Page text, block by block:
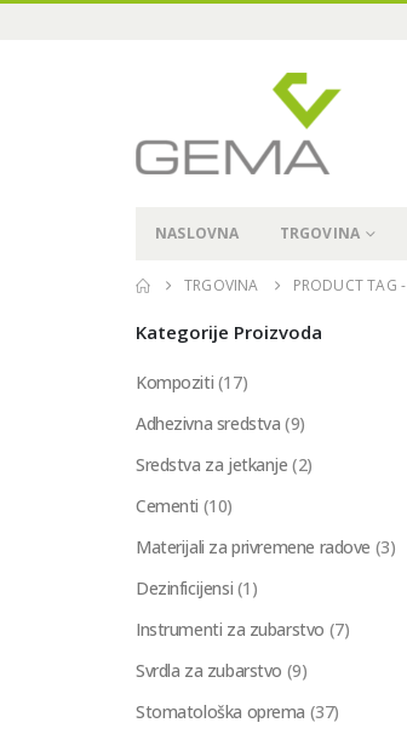
NASLOVNA TRGOVINA
TRGOVINA PRODUCT TAG -
Kategorije Proizvoda
Kompoziti (17)
Adhezivna sredstva (9)
Sredstva za jetkanje (2)
Cementi (10)
Materijali za privremene radove (3)
Dezinficijensi (1)
Instrumenti za zubarstvo (7)
Svrdla za zubarstvo (9)
Stomatološka oprema (37)